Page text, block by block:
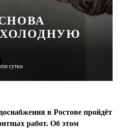
сутки
в Ростове пройдёт
работ. Об этом